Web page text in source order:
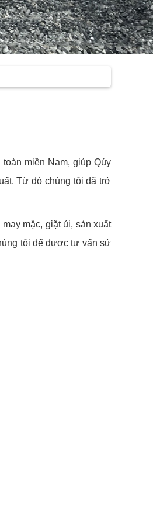
miền Nam, giúp Qúy
Từ đó chúng tôi đã trở
mặc, giặt ủi, sản xuất
tôi để được tư vấn sử